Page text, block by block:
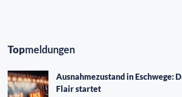
Topmeldungen
Ausnahmezustand in Eschwege:
Flair startet